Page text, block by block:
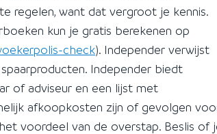
regelen, want dat vergroot je kennis.
kun je gratis berekenen op
check). Independer verwijst
Independer biedt
of adviseur en een lijst met
afkoopkosten zijn of gevolgen
voordeel van de overstap. Beslis of